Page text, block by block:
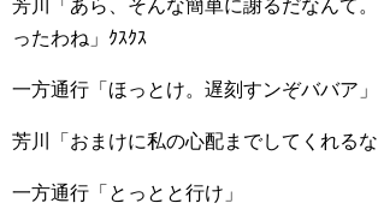
芳川「あら、そんな簡単に謝るだなんて
ったわね」ｸｽｸｽ
一方通行「ほっとけ。遅刻すンぞババア」
芳川「おまけに私の心配までしてくれるな
一方通行「とっとと行け」